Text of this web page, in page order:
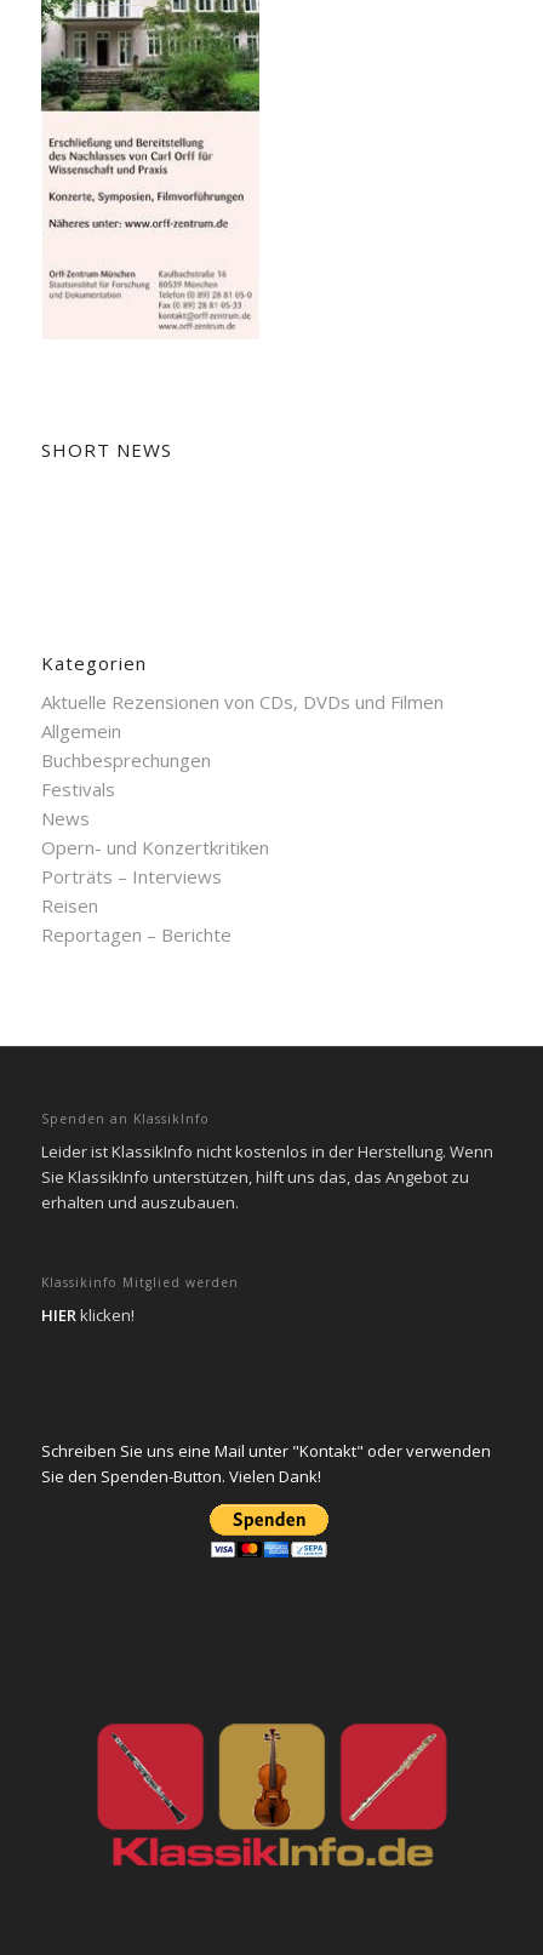
SHORT NEWS
Kategorien
Aktuelle Rezensionen von CDs, DVDs und Filmen
Allgemein
Buchbesprechungen
Festivals
News
Opern- und Konzertkritiken
Porträts – Interviews
Reisen
Reportagen – Berichte
Spenden an KlassikInfo
Leider ist KlassikInfo nicht kostenlos in der Herstellung. Wenn
Sie KlassikInfo unterstützen, hilft uns das, das Angebot zu
erhalten und auszubauen.
Klassikinfo Mitglied werden
HIERklicken!
Schreiben Sie uns eine Mail unter "Kontakt" oder verwenden
Sie den Spenden-Button. Vielen Dank!